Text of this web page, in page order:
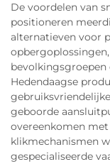
De voordelen van
positioneren
alternatieven voor
bevolkingsgroepen
Hedendaagse
geboorde
overeenkomen
klikmechanismen
gespecialiseerde